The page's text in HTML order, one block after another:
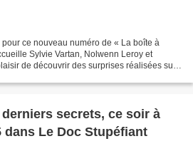
ce nouveau numéro de « La boîte à
Sylvie Vartan, Nolwenn Leroy et
de découvrir des surprises réalisées sur
secrets, ce soir à
dans Le Doc Stupéfiant